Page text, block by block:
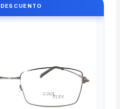
DESCUENTO